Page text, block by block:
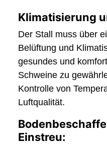
Klimatisierung
Der Stall muss über
Belüftung und
gesundes und
Schweine zu
Kontrolle von
Luftqualität.
Einstreu: